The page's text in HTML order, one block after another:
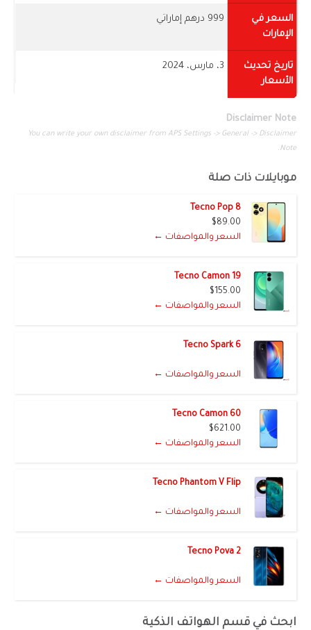
السعر في
الإمارات
999 درهم إماراتي
تاريخ تحديث
الأسعار
3، مارس، 2024
Disclaimer Note
You can write your own disclaimer from APS Settings -> General -> Disclaimer
Note.
موبايلات ذات صلة
Tecno Pop 8
$89.00
السعر والمواصفات ←
Tecno Camon 19
$155.00
السعر والمواصفات ←
Tecno Spark 6
السعر والمواصفات ←
Tecno Camon 60
$621.00
السعر والمواصفات ←
Tecno Phantom V Flip
السعر والمواصفات ←
Tecno Pova 2
السعر والمواصفات ←
ابحث في قسم الهواتف الذكية